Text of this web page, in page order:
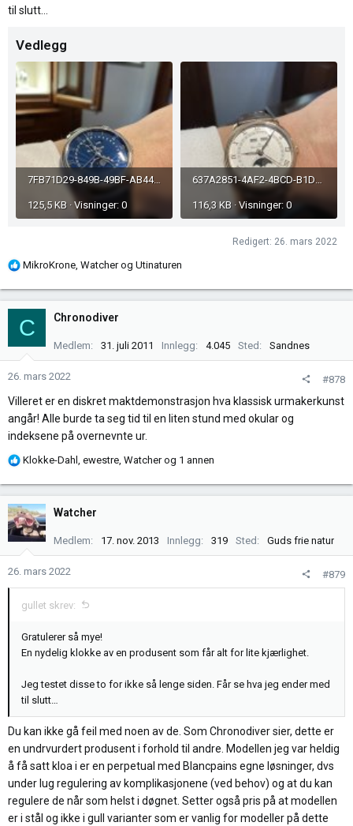
til slutt…
Vedlegg
7FB71D29-849B-49BF-AB44-8340A9C78E2F.jpeg
125,5 KB · Visninger: 0
637A2851-4AF2-4BCD-B1DB-4A8CF4D47EA0.jpeg
116,3 KB · Visninger: 0
Redigert: 26. mars 2022
R
k
s
n
r
:
MikroKrone, Watcherog Utinaturen
C Chronodiver
Medlem 31. juli 2011 Innlegg 4.045 Sted Sandnes
26. mars 2022 #878
Villeret er en diskret maktdemonstrasjon hva klassisk urmakerkunst
angår! Alle burde ta seg tid til en liten stund med okular og
indeksene på overnevnte ur.
R
k
s
j
n
e
r
Klokke-Dahl , ewestre, Watcherog 1 annen
Watcher
Medlem 17. nov. 2013 Innlegg 319 Sted Guds frie natur
26. mars 2022 #879
gullet skrev:
Gratulerer så mye!
En nydelig klokke av en produsent som får alt for lite kjærlighet.
Jeg testet disse to for ikke så lenge siden. Får se hva jeg ender med
til slutt…
Du kan ikke gå feil med noen av de. Som Chronodiver sier, dette er
en undrvurdert produsent i forhold til andre. Modellen jeg var heldig
å få satt kloa i er en perpetual med Blancpains egne løsninger, dvs
under lug regulering av komplikasjonene (ved behov) og at du kan
regulere de når som helst i døgnet. Setter også pris på at modellen
er i stål og ikke i gull varianter som er vanlig for modeller på dette